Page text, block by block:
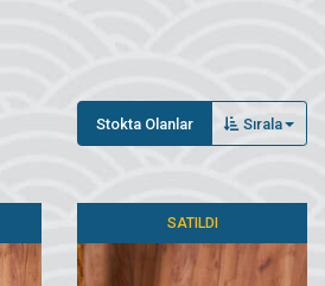
Stokta Olanlar Sırala
SATILDI